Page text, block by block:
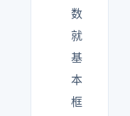
数
就
基
本
框